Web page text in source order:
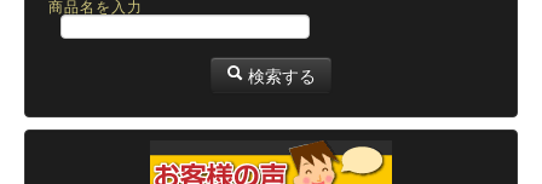
商品名を入力
検索する